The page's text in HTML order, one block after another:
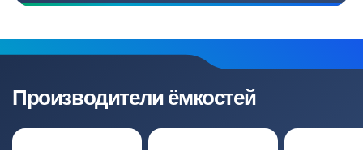
Производители ёмкостей